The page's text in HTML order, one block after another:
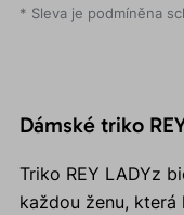
* Sleva je podmíněna
Dámské triko
Triko REY LADYz
každou ženu,